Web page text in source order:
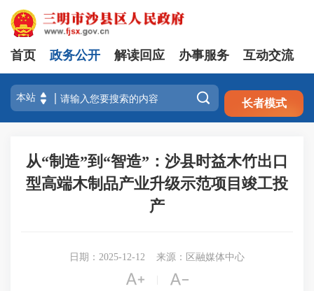
注册 登录
首页 政务公开 解读回应 办事服务 互动交流
 长者模式
从“制造”到“智造”：沙县时益木竹出口
型高端木制品产业升级示范项目竣工投
产
日期：2025-12-12 来源：区融媒体中心
 